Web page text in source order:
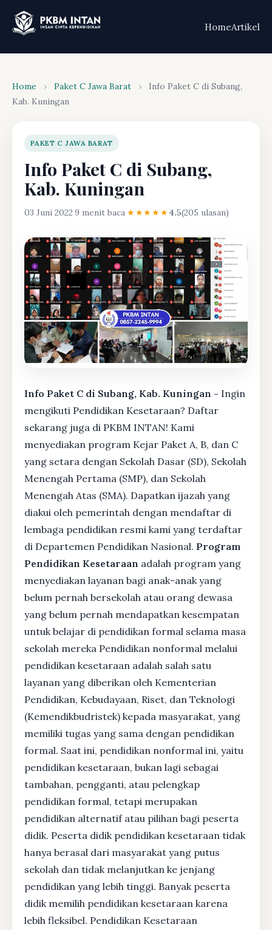
HomeArtikel
Home › Paket C Jawa Barat ›
Info Paket C di Subang,
Kab. Kuningan
PAKET C JAWA BARAT
Info Paket C di Subang,
Kab. Kuningan
03 Juni 2022·9 menit baca·★★★★★4.5(205 ulasan)
Info Paket C di Subang, Kab. Kuningan - Ingin
mengikuti Pendidikan Kesetaraan? Daftar
sekarang juga di PKBM INTAN! Kami
menyediakan program Kejar Paket A, B, dan C
yang setara dengan Sekolah Dasar (SD), Sekolah
Menengah Pertama (SMP), dan Sekolah
Menengah Atas (SMA). Dapatkan ijazah yang
diakui oleh pemerintah dengan mendaftar di
lembaga pendidikan resmi kami yang terdaftar
di Departemen Pendidikan Nasional. Program
Pendidikan Kesetaraan adalah program yang
menyediakan layanan bagi anak-anak yang
belum pernah bersekolah atau orang dewasa
yang belum pernah mendapatkan kesempatan
untuk belajar di pendidikan formal selama masa
sekolah mereka Pendidikan nonformal melalui
pendidikan kesetaraan adalah salah satu
layanan yang diberikan oleh Kementerian
Pendidikan, Kebudayaan, Riset, dan Teknologi
(Kemendikbudristek) kepada masyarakat, yang
memiliki tugas yang sama dengan pendidikan
formal. Saat ini, pendidikan nonformal ini, yaitu
pendidikan kesetaraan, bukan lagi sebagai
tambahan, pengganti, atau pelengkap
pendidikan formal, tetapi merupakan
pendidikan alternatif atau pilihan bagi peserta
didik. Peserta didik pendidikan kesetaraan tidak
hanya berasal dari masyarakat yang putus
sekolah dan tidak melanjutkan ke jenjang
pendidikan yang lebih tinggi. Banyak peserta
didik memilih pendidikan kesetaraan karena
lebih fleksibel. Pendidikan Kesetaraan